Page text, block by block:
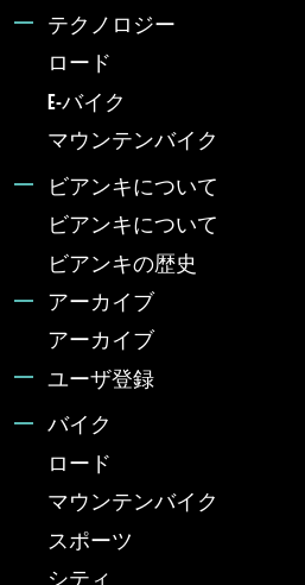
テクノロジー
ロード
E-バイク
マウンテンバイク
ビアンキについて
ビアンキについて
ビアンキの歴史
アーカイブ
アーカイブ
ユーザ登録
バイク
ロード
マウンテンバイク
スポーツ
シティ